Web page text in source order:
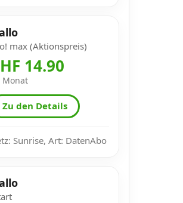
max (Aktionspreis)
14.90
Monat
Zu den Details
Sunrise, Art: DatenAbo